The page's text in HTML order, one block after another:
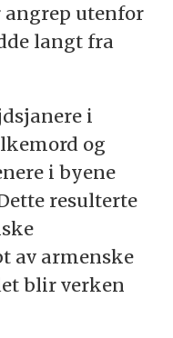
angrep utenfor
langt fra
i
og
i byene
resulterte
av armenske
blir verken